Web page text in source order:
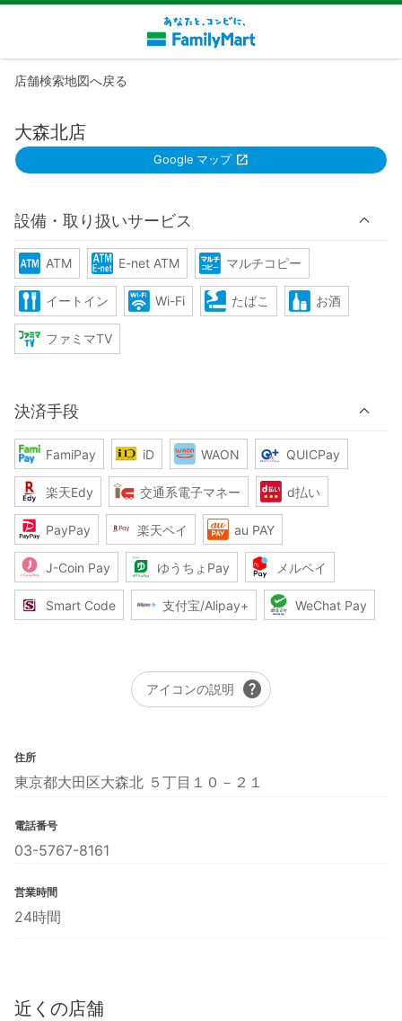
店舗検索地図へ戻る
大森北店
Google マップ
設備・取り扱いサービス
ATM E-net ATM マルチコピー
イートイン Wi-Fi たばこ お酒
ファミマTV
決済手段
FamiPay iD WAON QUICPay
楽天Edy 交通系電子マネー d払い
PayPay 楽天ペイ au PAY
J-Coin Pay ゆうちょPay メルペイ
Smart Code 支付宝/Alipay+ WeChat Pay
アイコンの説明 help
住所
東京都大田区大森北 ５丁目１０－２１
電話番号
03-5767-8161
営業時間
24時間
近くの店舗